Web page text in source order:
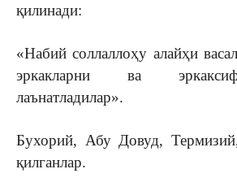
қилинади:
«Набий соллаллоҳу алайҳи
эркакларни ва
лаънатладилар».
Бухорий, Абу Довуд,
қилганлар.